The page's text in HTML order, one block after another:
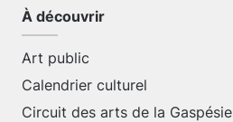
À découvrir
Art public
Calendrier culturel
Circuit des arts de la Gaspésie